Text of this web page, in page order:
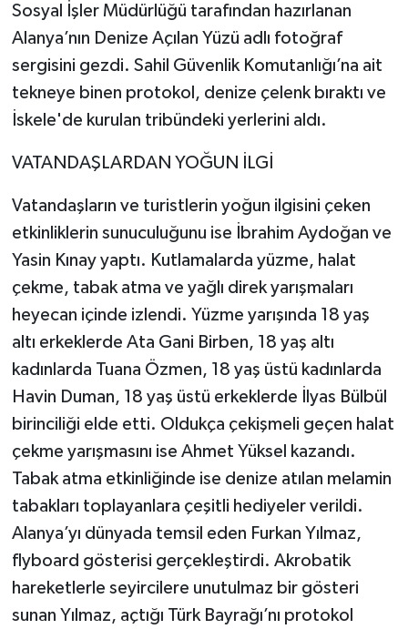
Sosyal İşler Müdürlüğü tarafından hazırlanan
Alanya’nın Denize Açılan Yüzü adlı fotoğraf
sergisini gezdi. Sahil Güvenlik Komutanlığı’na ait
tekneye binen protokol, denize çelenk bıraktı ve
İskele'de kurulan tribündeki yerlerini aldı.
VATANDAŞLARDAN YOĞUN İLGİ
Vatandaşların ve turistlerin yoğun ilgisini çeken
etkinliklerin sunuculuğunu ise İbrahim Aydoğan ve
Yasin Kınay yaptı. Kutlamalarda yüzme, halat
çekme, tabak atma ve yağlı direk yarışmaları
heyecan içinde izlendi. Yüzme yarışında 18 yaş
altı erkeklerde Ata Gani Birben, 18 yaş altı
kadınlarda Tuana Özmen, 18 yaş üstü kadınlarda
Havin Duman, 18 yaş üstü erkeklerde İlyas Bülbül
birinciliği elde etti. Oldukça çekişmeli geçen halat
çekme yarışmasını ise Ahmet Yüksel kazandı.
Tabak atma etkinliğinde ise denize atılan melamin
tabakları toplayanlara çeşitli hediyeler verildi.
Alanya’yı dünyada temsil eden Furkan Yılmaz,
flyboard gösterisi gerçekleştirdi. Akrobatik
hareketlerle seyircilere unutulmaz bir gösteri
sunan Yılmaz, açtığı Türk Bayrağı’nı protokol